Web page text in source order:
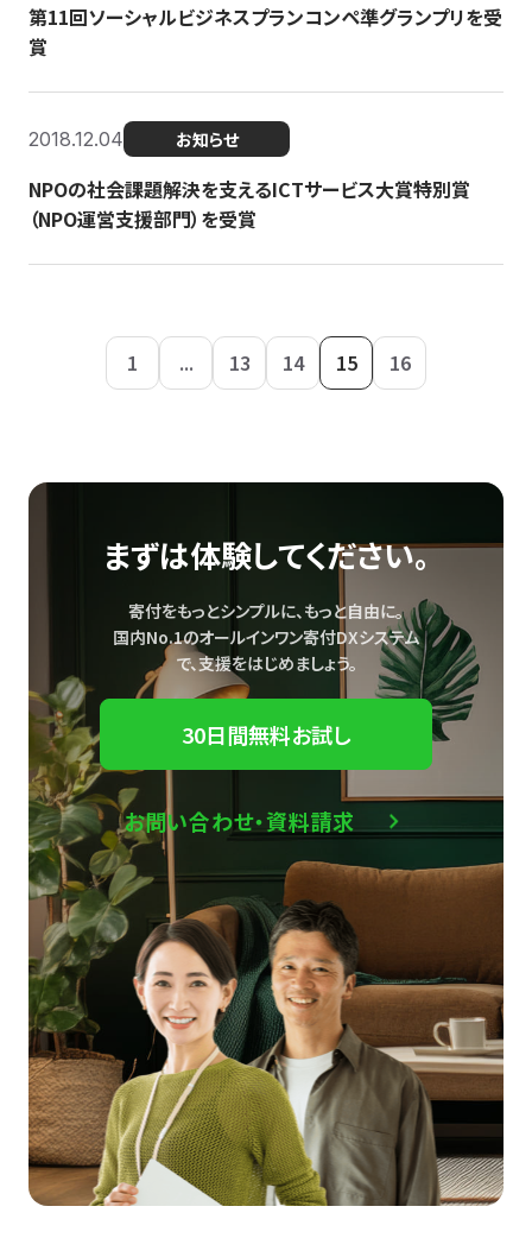
第11回ソーシャルビジネスプランコンペ準グランプリを受
賞
2018.12.04 お知らせ
NPOの社会課題解決を支えるICTサービス大賞特別賞
（NPO運営支援部門）を受賞
1 ... 13 14 15 16
まずは体験してください。
寄付をもっとシンプルに、もっと自由に。
国内No.1のオールインワン寄付DXシステム
で、支援をはじめましょう。
30日間無料お試し
お問い合わせ・資料請求